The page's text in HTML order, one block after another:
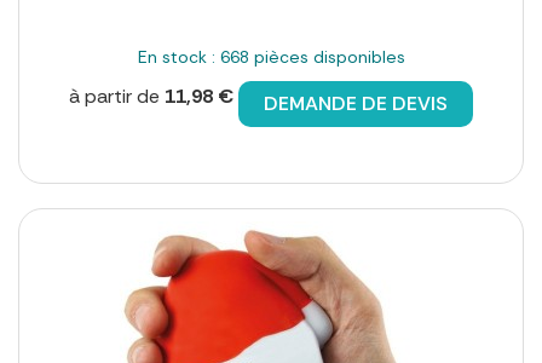
En stock : 668 pièces disponibles
à partir de 11,98 € DEMANDE DE DEVIS